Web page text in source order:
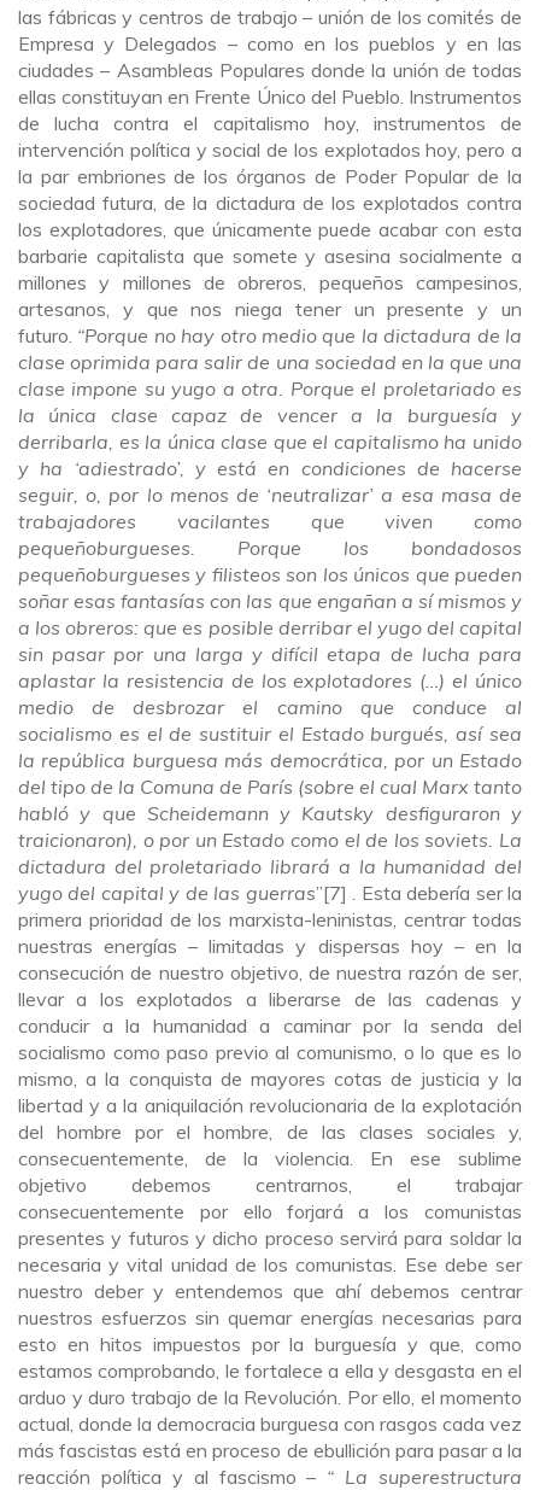
las fábricas y centros de trabajo – unión de los comités de
Empresa y Delegados – como en los pueblos y en las
ciudades – Asambleas Populares donde la unión de todas
ellas constituyan en Frente Único del Pueblo. Instrumentos
de lucha contra el capitalismo hoy, instrumentos de
intervención política y social de los explotados hoy, pero a
la par embriones de los órganos de Poder Popular de la
sociedad futura, de la dictadura de los explotados contra
los explotadores, que únicamente puede acabar con esta
barbarie capitalista que somete y asesina socialmente a
millones y millones de obreros, pequeños campesinos,
artesanos, y que nos niega tener un presente y un
futuro. “Porque no hay otro medio que la dictadura de la
clase oprimida para salir de una sociedad en la que una
clase impone su yugo a otra. Porque el proletariado es
la única clase capaz de vencer a la burguesía y
derribarla, es la única clase que el capitalismo ha unido
y ha ‘adiestrado’, y está en condiciones de hacerse
seguir, o, por lo menos de ‘neutralizar’ a esa masa de
trabajadores vacilantes que viven como
pequeñoburgueses. Porque los bondadosos
pequeñoburgueses y filisteos son los únicos que pueden
soñar esas fantasías con las que engañan a sí mismos y
a los obreros: que es posible derribar el yugo del capital
sin pasar por una larga y difícil etapa de lucha para
aplastar la resistencia de los explotadores (…) el único
medio de desbrozar el camino que conduce al
socialismo es el de sustituir el Estado burgués, así sea
la república burguesa más democrática, por un Estado
del tipo de la Comuna de París (sobre el cual Marx tanto
habló y que Scheidemann y Kautsky desfiguraron y
traicionaron), o por un Estado como el de los soviets. La
dictadura del proletariado librará a la humanidad del
yugo del capital y de las guerras”[7] . Esta debería ser la
primera prioridad de los marxista-leninistas, centrar todas
nuestras energías – limitadas y dispersas hoy – en la
consecución de nuestro objetivo, de nuestra razón de ser,
llevar a los explotados a liberarse de las cadenas y
conducir a la humanidad a caminar por la senda del
socialismo como paso previo al comunismo, o lo que es lo
mismo, a la conquista de mayores cotas de justicia y la
libertad y a la aniquilación revolucionaria de la explotación
del hombre por el hombre, de las clases sociales y,
consecuentemente, de la violencia. En ese sublime
objetivo debemos centrarnos, el trabajar
consecuentemente por ello forjará a los comunistas
presentes y futuros y dicho proceso servirá para soldar la
necesaria y vital unidad de los comunistas. Ese debe ser
nuestro deber y entendemos que ahí debemos centrar
nuestros esfuerzos sin quemar energías necesarias para
esto en hitos impuestos por la burguesía y que, como
estamos comprobando, le fortalece a ella y desgasta en el
arduo y duro trabajo de la Revolución. Por ello, el momento
actual, donde la democracia burguesa con rasgos cada vez
más fascistas está en proceso de ebullición para pasar a la
reacción política y al fascismo – “ La superestructura